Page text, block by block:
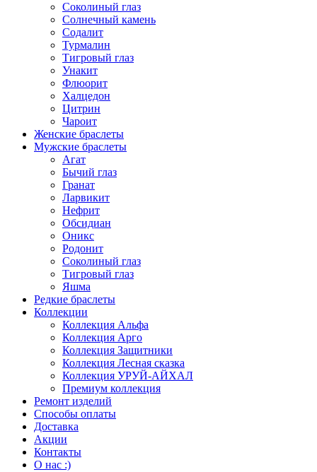
Соколиный глаз
Солнечный камень
Содалит
Турмалин
Тигровый глаз
Унакит
Флюорит
Халцедон
Цитрин
Чароит
Женские браслеты
Мужские браслеты
Агат
Бычий глаз
Гранат
Ларвикит
Нефрит
Обсидиан
Оникс
Родонит
Соколиный глаз
Тигровый глаз
Яшма
Редкие браслеты
Коллекции
Коллекция Альфа
Коллекция Арго
Коллекция Защитники
Коллекция Лесная сказка
Коллекция УРУЙ-АЙХАЛ
Премиум коллекция
Ремонт изделий
Способы оплаты
Доставка
Акции
Контакты
О нас :)